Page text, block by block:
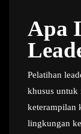
Apa
Pelatihan
khusus untuk
keterampilan
lingkungan